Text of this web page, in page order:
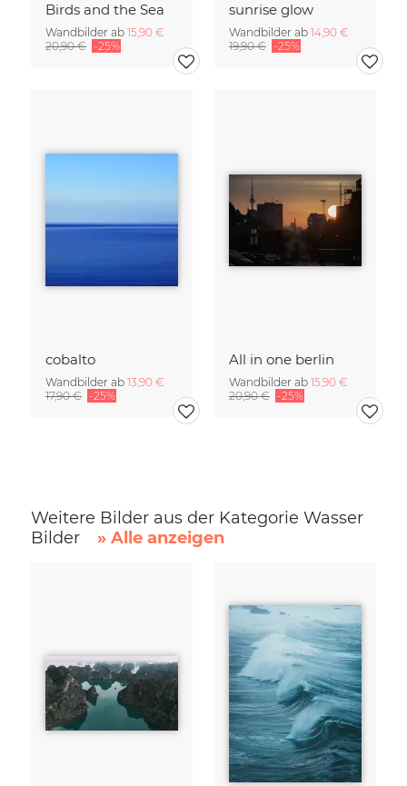
Birds and the Sea
Wandbilder ab 15,90 €
20,90 € -25%
sunrise glow
Wandbilder ab 14,90 €
19,90 € -25%
cobalto
Wandbilder ab 13,90 €
17,90 € -25%
All in one berlin
Wandbilder ab 15,90 €
20,90 € -25%
Weitere Bilder aus der Kategorie Wasser
Bilder
» Alle anzeigen